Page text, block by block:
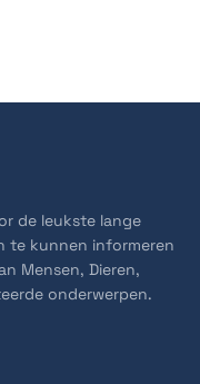
de leukste lange
te kunnen informeren
Mensen, Dieren,
onderwerpen.